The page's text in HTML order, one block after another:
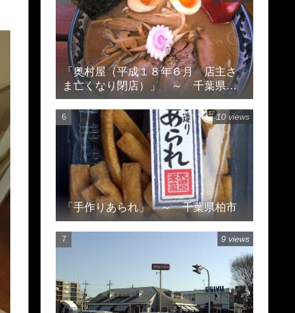
「奥村屋（平成１８年６月 店主さ
ま亡くなり閉店）」 ～ 千葉県柏
市豊住
「手作りあられ」 ～ 千葉県柏市
10 views
9 views